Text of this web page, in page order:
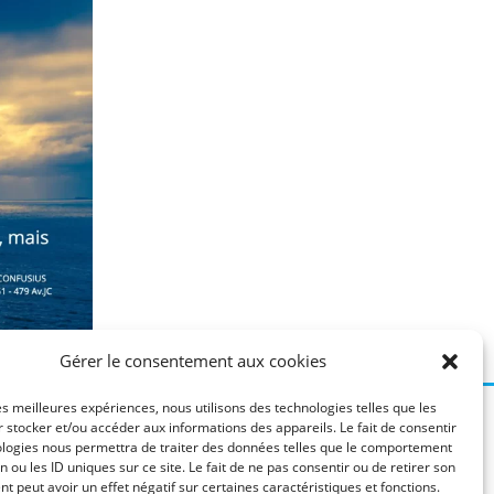
Gérer le consentement aux cookies
meilleures expériences, nous utilisons des technologies telles que les
stocker et/ou accéder aux informations des appareils. Le fait de consentir
nous permettra de traiter des données telles que le comportement
ou les ID uniques sur ce site. Le fait de ne pas consentir ou de retirer son
peut avoir un effet négatif sur certaines caractéristiques et fonctions.
CGV
Politique de confidentialité